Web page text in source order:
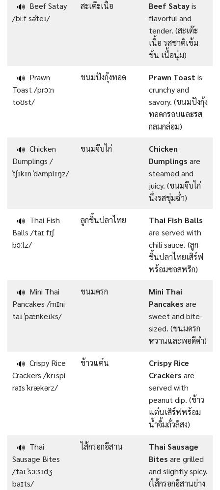
🔊 Beef Satay
/biːf səˈteɪ/
สะเต๊ะเนื้อ Beef Satayis
flavorful and
tender. (สะเต๊ะ
เนื้อ รสชาติเข้ม
ข้น เนื้อนุ่ม)
🔊 Prawn
Toast /prɔːn
toʊst/
ขนมปังกุ้งทอด Prawn Toast is
crunchy and
savory. (ขนมปังกุ้ง
ทอดกรอบและรส
กลมกล่อม)
🔊 Chicken
Dumplings /
ˈtʃɪkɪn ˈdʌmplɪŋz/
ขนมจีบไก่
Chicken
Dumplings are
steamed and
juicy. (ขนมจีบไก่
นึ่งรสชุ่มฉ่ำ)
🔊 Thai Fish
Balls /taɪ fɪʃ
bɔːlz/
ลูกชิ้นปลาไทย
Thai Fish Balls
are served with
chili sauce. (ลูก
ชิ้นปลาไทยเสิร์ฟ
พร้อมซอสพริก)
🔊 Mini Thai
Pancakes /ˈmɪni
taɪ ˈpænkeɪks/
ขนมครก
Mini Thai
Pancakes are
sweet and bite-
sized. (ขนมครก
หวานและพอดีคำ)
🔊 Crispy Rice
Crackers /ˈkrɪspi
raɪs ˈkrækərz/
ข้าวแต๋น
Crispy Rice
Crackers are
served with
peanut dip. (ข้าว
แต๋นเสิร์ฟพร้อม
น้ำจิ้มถั่วลิสง)
🔊 Thai
Sausage Bites
/taɪ ˈsɔːsɪdʒ
baɪts/
ไส้กรอกอีสาน
Thai Sausage
Bites are grilled
and slightly spicy.
(ไส้กรอกอีสานย่าง